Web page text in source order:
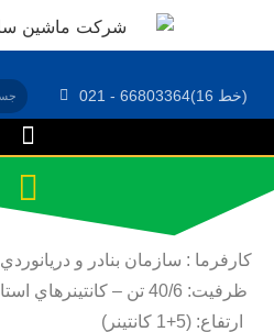
021 - 66803364(16 خط)
كارفرما : سازمان بنادر و دريانوردي
ظرفيت: 40/6 تن – كانتينرهاي استاندارد ايزو ،20، 40 فوت
ارتفاع: (5+1 كانتينر)